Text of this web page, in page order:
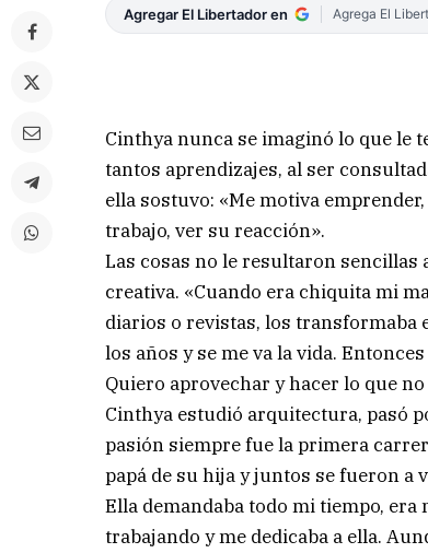
Agregar El Libertador en Agrega El
Cinthya nunca se imaginó lo que le
tantos aprendizajes, al ser
ella sostuvo: «Me motiva
trabajo, ver su reacción».
Las cosas no le resultaron sencillas
creativa. «Cuando era chiquita mi
diarios o revistas, los transformaba
los años y se me va la vida.
Quiero aprovechar y hacer lo que
Cinthya estudió arquitectura, pasó
pasión siempre fue la primera
papá de su hija y juntos se fueron a
Ella demandaba todo mi tiempo,
trabajando y me dedicaba a ella.